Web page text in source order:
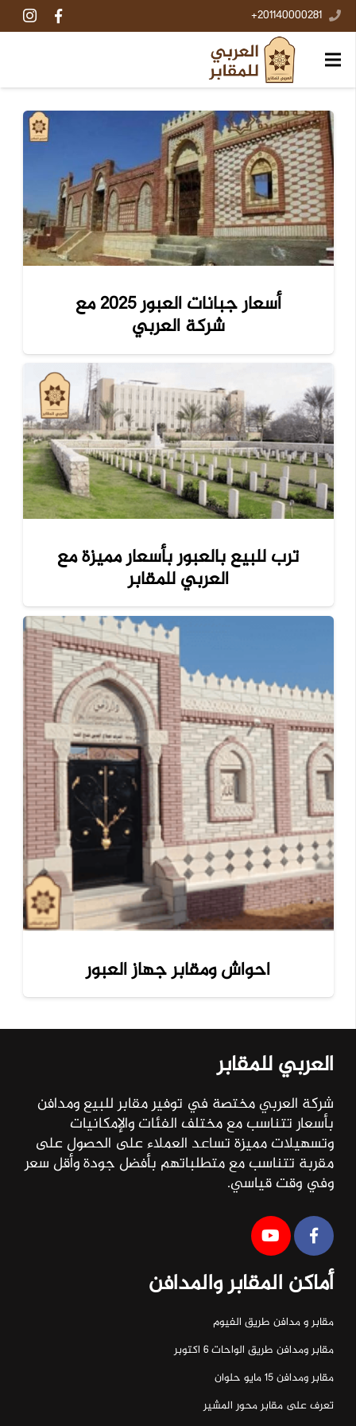
201140000281+
أسعار جبانات العبور 2025 مع
شركة العربي
ترب للبيع بالعبور بأسعار مميزة مع
العربي للمقابر
احواش ومقابر جهاز العبور
العربي للمقابر
شركة العربي مختصة في توفير مقابر للبيع ومدافن
بأسعار تتناسب مع مختلف الفئات والإمكانيات
وتسهيلات مميزة تساعد العملاء على الحصول على
مقربة تتناسب مع متطلباتهم بأفضل جودة وأقل سعر
وفي وقت قياسي.
أماكن المقابر والمدافن
مقابر و مدافن طريق الفيوم
مقابر ومدافن طريق الواحات ٦ اكتوبر
مقابر ومدافن ١٥ مايو حلوان
تعرف على مقابر محور المشير